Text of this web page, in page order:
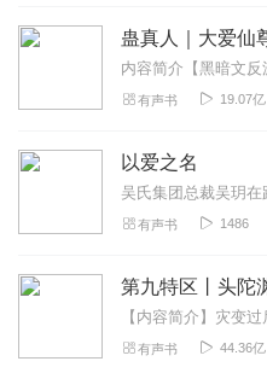
有声书 19.07亿
以爱之名
有声书 1486
有声书 44.36亿